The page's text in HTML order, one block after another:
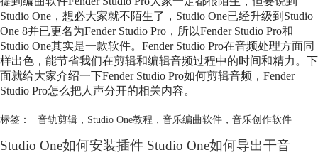
Studio One，想必大家就不陌生了，Studio One已经升级到Studio
One 8并已更名为Fender Studio Pro，所以Fender Studio Pro和
Studio One其实是一款软件。Fender Studio Pro在音频处理方面同
样出色，能节省我们在剪辑和编辑音频过程中的时间和精力。下
面就给大家介绍一下Fender Studio Pro如何剪辑音频，Fender
Studio Pro怎么把人声分开的相关内容。
标签： 音轨剪辑， Studio One教程 ， 音乐编曲软件， 音乐创作软件
Studio One如何安装插件 Studio One如何导出干音